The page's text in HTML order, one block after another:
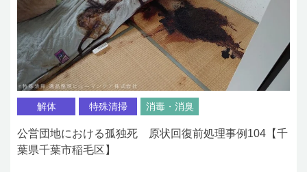
解体 特殊清掃 消毒・消臭
公営団地における孤独死 原状回復前処理事例104【千
葉県千葉市稲毛区】